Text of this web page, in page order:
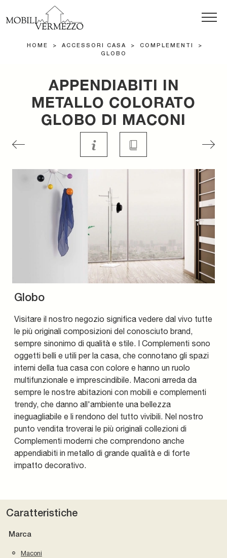
HOME > ACCESSORI CASA > COMPLEMENTI
>
GLOBO
APPENDIABITI IN
METALLO COLORATO
GLOBO DI MACONI
Globo
Visitare il nostro negozio significa vedere dal vivo tutte
le più originali composizioni del conosciuto brand,
sempre sinonimo di qualità e stile. I Complementi sono
oggetti belli e utili per la casa, che connotano gli spazi
interni della tua casa con colore e hanno un ruolo
multifunzionale e imprescindibile. Maconi arreda da
sempre le nostre abitazioni con mobili e complementi
trendy, che danno all'ambiente una bellezza
ineguagliabile e li rendono del tutto vivibili. Nel nostro
punto vendita troverai le più originali collezioni di
Complementi moderni che comprendono anche
appendiabiti in metallo di grande qualità e di forte
impatto decorativo.
Caratteristiche
Marca
Maconi